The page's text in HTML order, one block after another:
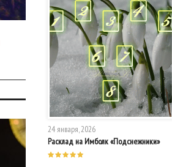
24 января, 2026
Расклад на Имболк «Подснежники»